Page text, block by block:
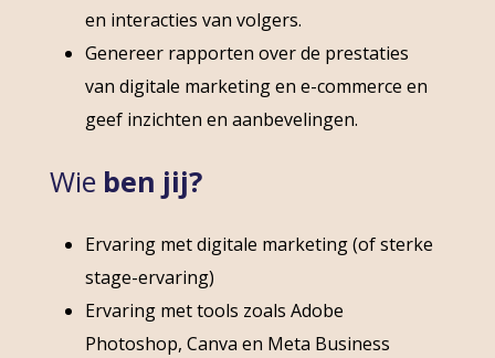
en interacties van volgers.
Genereer rapporten over de prestaties
van digitale marketing en e-commerce en
geef inzichten en aanbevelingen.
Wie ben jij?
Ervaring met digitale marketing (of sterke
stage-ervaring)
Ervaring met tools zoals Adobe
Photoshop, Canva en Meta Business